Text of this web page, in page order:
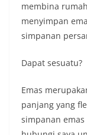
membina
menyimpan
simpanan
Dapat sesuatu?
Emas
panjang yang
simpanan emas